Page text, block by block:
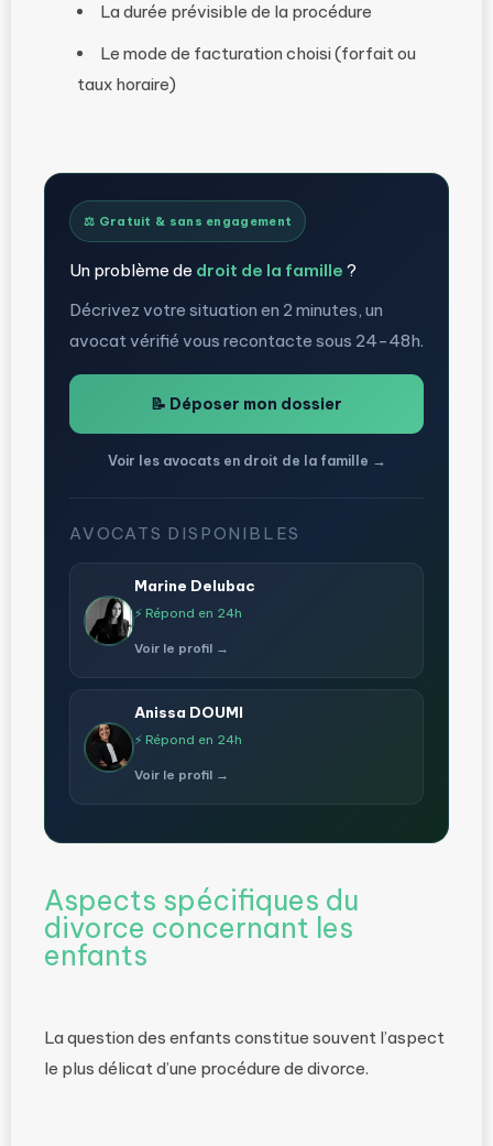
La durée prévisible de la procédure
Le mode de facturation choisi (forfait ou
taux horaire)
⚖️ Gratuit & sans engagement
Un problème de droit de la famille ?
Décrivez votre situation en 2 minutes, un
avocat vérifié vous recontacte sous 24-48h.
📝 Déposer mon dossier
Voir les avocats en droit de la famille →
AVOCATS DISPONIBLES
Marine Delubac
⚡ Répond en 24h
Voir le profil →
Anissa DOUMI
⚡ Répond en 24h
Voir le profil →
Aspects spécifiques du
divorce concernant les
enfants
La question des enfants constitue souvent l’aspect
le plus délicat d’une procédure de divorce.